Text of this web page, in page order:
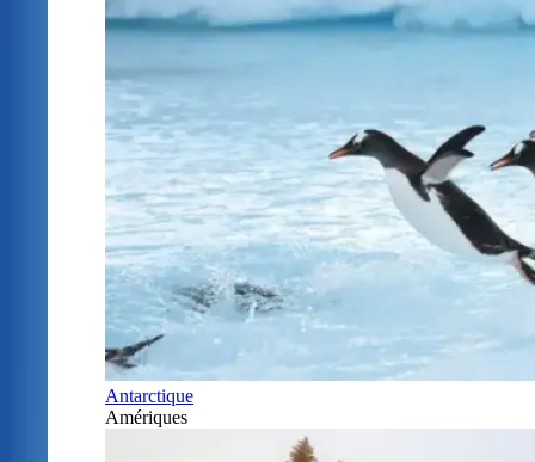
Antarctique
Amériques